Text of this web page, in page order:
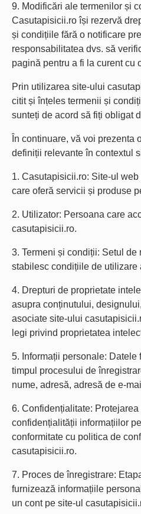
9. Modificări ale termenilor și
Casutapisicii.ro își rezervă
și condițiile fără o notificare
responsabilitatea dvs. să
pagină pentru a fi la curent cu
Prin utilizarea site-ului
citit și înțeles termenii și
sunteți de acord să fiți obligat
În continuare, vă voi prezenta
definiții relevante în contextul
1. Casutapisicii.ro: Site-ul
care oferă servicii și produse
2. Utilizator: Persoana care
casutapisicii.ro.
3. Termeni și condiții: Setul
stabilesc condițiile de utilizare
4. Drepturi de proprietate
asupra conținutului,
asociate site-ului
legi privind proprietatea
5. Informații personale: Datele
timpul procesului de
nume, adresă, adresă de e-
6. Confidențialitate: Protejarea
confidențialității informațiilor
conformitate cu politica de
casutapisicii.ro.
7. Proces de înregistrare:
furnizează informațiile
un cont pe site-ul